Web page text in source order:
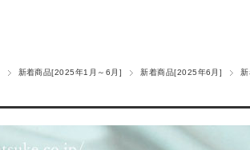
新着商品[2025年1月～6月] 新着商品[2025年6月]